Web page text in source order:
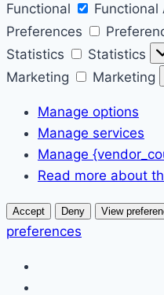
Functional
Functional
Preferences
Statistics
Statistics
Marketing
Marketing
Manage options
Manage services
Manage
Read more about
Accept Deny View
preferences